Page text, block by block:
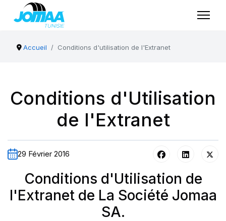
Accueil Conditions d'utilisation de l'Extranet
Conditions d'Utilisation
de l'Extranet
29 Février 2016
Conditions d'Utilisation de
l'Extranet de La Société Jomaa
SA.